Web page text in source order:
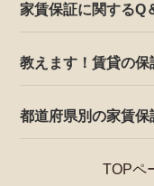
家賃保証に関するQ
教えます！賃貸の保
都道府県別の家賃保
TOPペ